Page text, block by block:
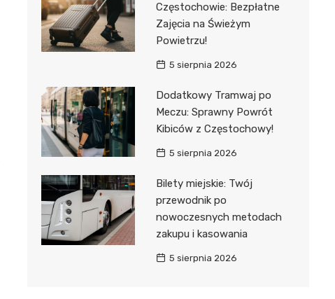
Częstochowie: Bezpłatne
Zajęcia na Świeżym
Powietrzu!
5 sierpnia 2026
Dodatkowy Tramwaj po
Meczu: Sprawny Powrót
Kibiców z Częstochowy!
5 sierpnia 2026
Bilety miejskie: Twój
przewodnik po
nowoczesnych metodach
zakupu i kasowania
5 sierpnia 2026